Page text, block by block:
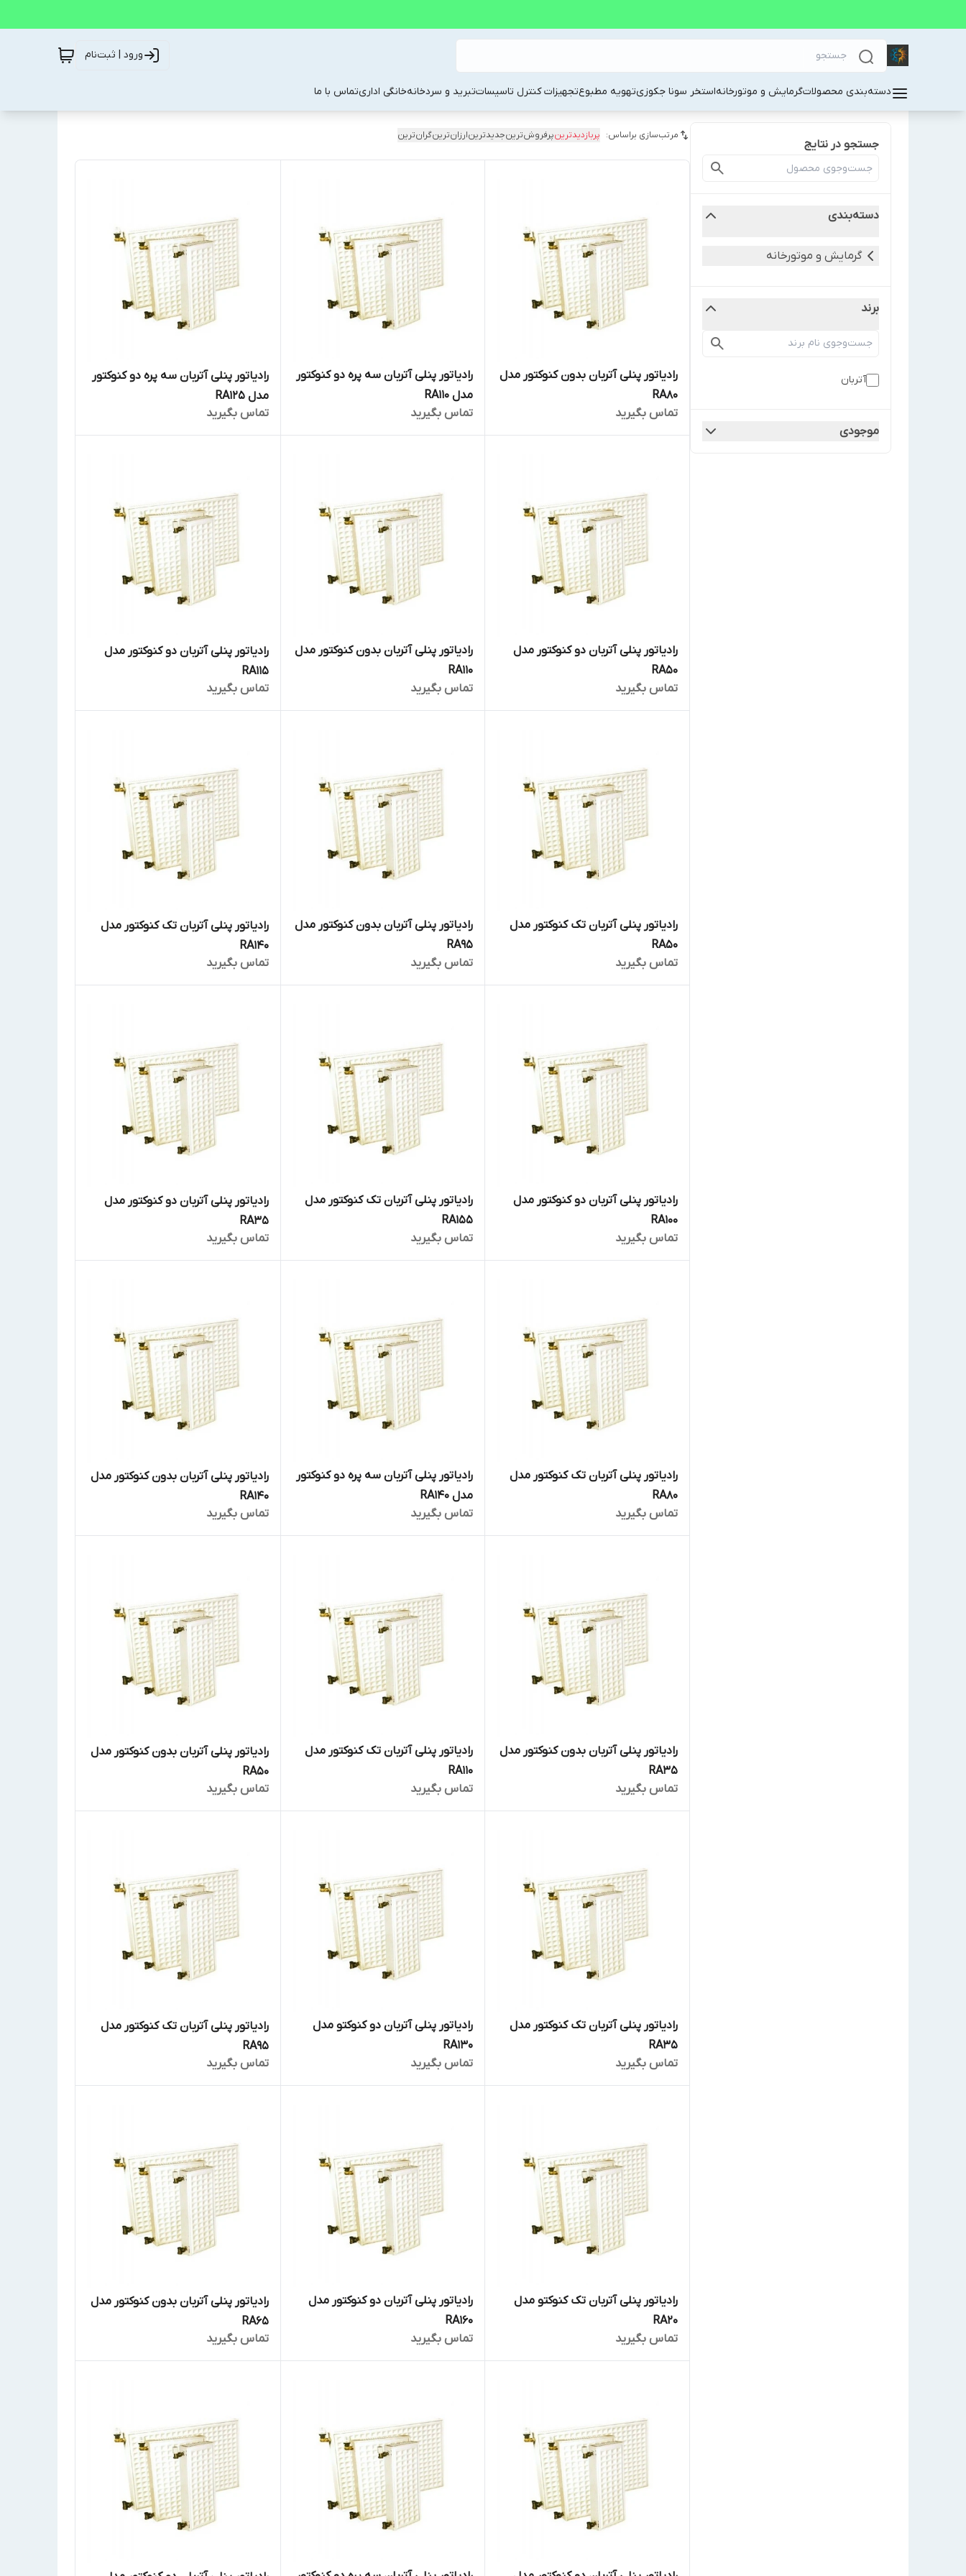
ورود | ثبت‌نام
دسته‌بندی محصولاتگرمایش و موتورخانهاستخر سونا جکوزیتهویه مطبوعتجهیزات کنترل تاسیساتتبرید و سردخانهخانگی اداریتماس با ما
جستجو در نتایج
دسته‌بندی
گرمایش و موتورخانه
برند
آتربان
موجودی
مرتب‌سازی براساس: پربازدیدترینپرفروش‌ترینجدیدترینارزان‌ترینگران‌ترین
رادیاتور پنلی آتربان بدون کنوکتور مدل
RA80
تماس بگیرید
رادیاتور پنلی آتربان سه پره دو کنوکتور
مدل RA110
تماس بگیرید
رادیاتور پنلی آتربان سه پره دو کنوکتور
مدل RA125
تماس بگیرید
رادیاتور پنلی آتربان دو کنوکتور مدل
RA50
تماس بگیرید
رادیاتور پنلی آتربان بدون کنوکتور مدل
RA110
تماس بگیرید
رادیاتور پنلی آتربان دو کنوکتور مدل
RA115
تماس بگیرید
رادیاتور پنلی آتربان تک کنوکتور مدل
RA50
تماس بگیرید
رادیاتور پنلی آتربان بدون کنوکتور مدل
RA95
تماس بگیرید
رادیاتور پنلی آتربان تک کنوکتور مدل
RA140
تماس بگیرید
رادیاتور پنلی آتربان دو کنوکتور مدل
RA100
تماس بگیرید
رادیاتور پنلی آتربان تک کنوکتور مدل
RA155
تماس بگیرید
رادیاتور پنلی آتربان دو کنوکتور مدل
RA35
تماس بگیرید
رادیاتور پنلی آتربان تک کنوکتور مدل
RA80
تماس بگیرید
رادیاتور پنلی آتربان سه پره دو کنوکتور
مدل RA140
تماس بگیرید
رادیاتور پنلی آتربان بدون کنوکتور مدل
RA140
تماس بگیرید
رادیاتور پنلی آتربان بدون کنوکتور مدل
RA35
تماس بگیرید
رادیاتور پنلی آتربان تک کنوکتور مدل
RA110
تماس بگیرید
رادیاتور پنلی آتربان بدون کنوکتور مدل
RA50
تماس بگیرید
رادیاتور پنلی آتربان تک کنوکتور مدل
RA35
تماس بگیرید
رادیاتور پنلی آتربان دو کنوکتو مدل
RA130
تماس بگیرید
رادیاتور پنلی آتربان تک کنوکتور مدل
RA95
تماس بگیرید
رادیاتور پنلی آتربان تک کنوکتو مدل
RA20
تماس بگیرید
رادیاتور پنلی آتربان دو کنوکتور مدل
RA160
تماس بگیرید
رادیاتور پنلی آتربان بدون کنوکتور مدل
RA65
تماس بگیرید